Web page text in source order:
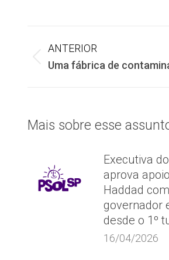
Navegação
de
post:
ANTERIOR
Post
Uma fábrica de
Mais sobre esse
Executiva
aprova
Haddad
governador
desde o 1º
16/04/2026